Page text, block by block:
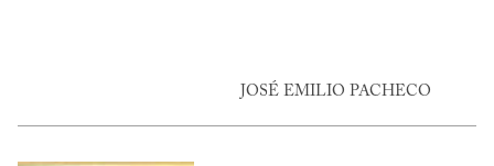
JOSÉ EMILIO PACHECO